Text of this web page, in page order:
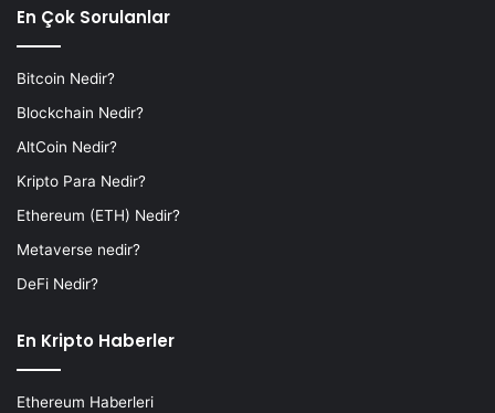
En Çok Sorulanlar
Bitcoin Nedir?
Blockchain Nedir?
AltCoin Nedir?
Kripto Para Nedir?
Ethereum (ETH) Nedir?
Metaverse nedir?
DeFi Nedir?
En Kripto Haberler
Ethereum Haberleri